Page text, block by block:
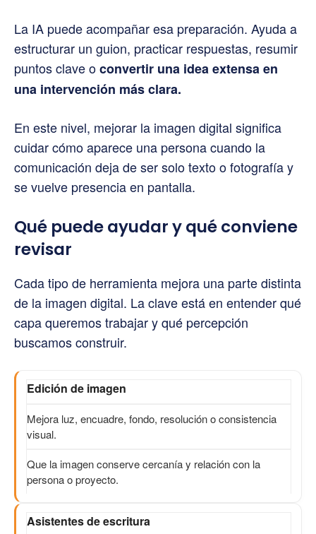
La IA puede acompañar esa preparación. Ayuda a
estructurar un guion, practicar respuestas, resumir
puntos clave oconvertir una idea extensa en
una intervención más clara.
En este nivel, mejorar la imagen digital significa
cuidar cómo aparece una persona cuando la
comunicación deja de ser solo texto o fotografía y
se vuelve presencia en pantalla.
Qué puede ayudar y qué conviene
revisar
Cada tipo de herramienta mejora una parte distinta
de la imagen digital. La clave está en entender qué
capa queremos trabajar y qué percepción
buscamos construir.
Edición de imagen
Mejora luz, encuadre, fondo, resolución o consistencia
visual.
Que la imagen conserve cercanía y relación con la
persona o proyecto.
Asistentes de escritura